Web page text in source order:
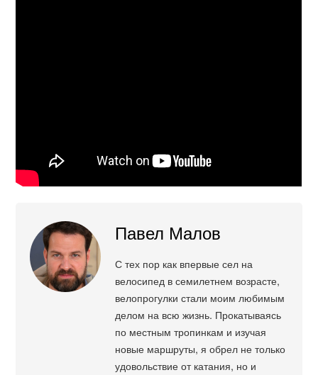
Павел Малов
С тех пор как впервые сел на
велосипед в семилетнем возрасте,
велопрогулки стали моим любимым
делом на всю жизнь. Прокатываясь
по местным тропинкам и изучая
новые маршруты, я обрел не только
удовольствие от катания, но и